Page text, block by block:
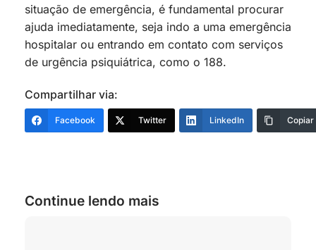
situação de emergência, é fundamental procurar
ajuda imediatamente, seja indo a uma emergência
hospitalar ou entrando em contato com serviços
de urgência psiquiátrica, como o 188.
Compartilhar via:
Facebook Twitter LinkedIn Copiar
Continue lendo mais